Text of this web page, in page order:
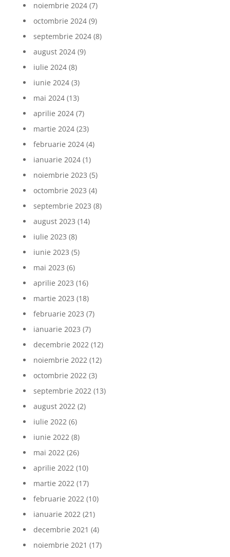
noiembrie 2024(7)
octombrie 2024(9)
septembrie 2024(8)
august 2024(9)
iulie 2024(8)
iunie 2024(3)
mai 2024(13)
aprilie 2024(7)
martie 2024(23)
februarie 2024(4)
ianuarie 2024(1)
noiembrie 2023 (5)
octombrie 2023 (4)
septembrie 2023 (8)
august 2023 (14)
iulie 2023 (8)
iunie 2023 (5)
mai 2023 (6)
aprilie 2023 (16)
martie 2023 (18)
februarie 2023 (7)
ianuarie 2023 (7)
decembrie 2022(12)
noiembrie 2022(12)
octombrie 2022(3)
septembrie 2022(13)
august 2022(2)
iulie 2022(6)
iunie 2022(8)
mai 2022(26)
aprilie 2022(10)
martie 2022(17)
februarie 2022(10)
ianuarie 2022(21)
decembrie 2021 (4)
noiembrie 2021 (17)